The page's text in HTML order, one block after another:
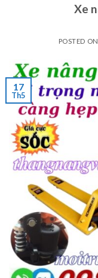
Xe
POSTED ON
17
Th5